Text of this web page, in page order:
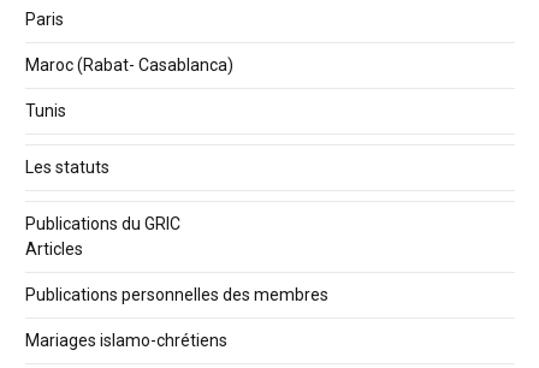
Paris
Maroc (Rabat- Casablanca)
Tunis
Les statuts
Publications du GRIC
Articles
Publications personnelles des membres
Mariages islamo-chrétiens